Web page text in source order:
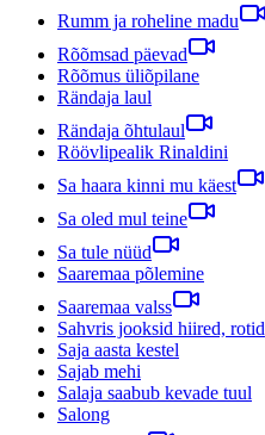
Rumm ja roheline madu
Rõõmsad päevad
Rõõmus üliõpilane
Rändaja laul
Rändaja õhtulaul
Röövlipealik Rinaldini
Sa haara kinni mu käest
Sa oled mul teine
Sa tule nüüd
Saaremaa põlemine
Saaremaa valss
Sahvris jooksid hiired, rotid
Saja aasta kestel
Sajab mehi
Salaja saabub kevade tuul
Salong